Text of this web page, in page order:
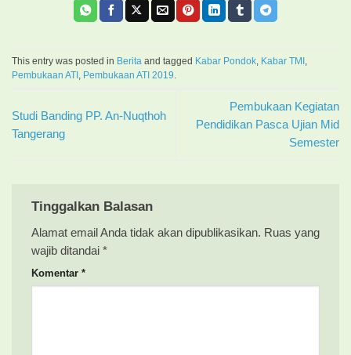
This entry was posted in Berita and tagged Kabar Pondok Kabar TMI
Pembukaan ATI Pembukaan ATI 2019
Studi Banding PP. An-Nuqthoh
Tangerang
Pembukaan Kegiatan
Pendidikan Pasca Ujian Mid
Semester
Tinggalkan Balasan
Alamat email Anda tidak akan dipublikasikan. Ruas yang
wajib ditandai *
Komentar *